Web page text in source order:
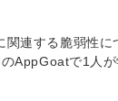
関連する脆弱性
AppGoatで1人